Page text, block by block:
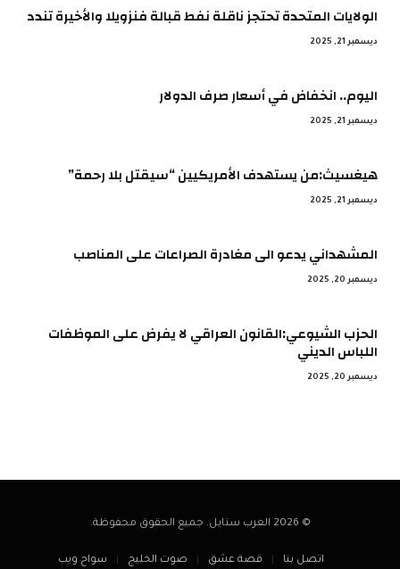
الولايات المتحدة تحتجز ناقلة نفط قبالة فنزويلا والأخيرة تندد
ديسمبر 21, 2025
اليوم.. انخفاض في أسعار صرف الدولار
ديسمبر 21, 2025
هيغسيث:من يستهدف الأمريكيين “سيقتل بلا رحمة”
ديسمبر 21, 2025
المشهداني يدعو الى مغادرة الصراعات على المناصب
ديسمبر 20, 2025
الحزب الشيوعي:القانون العراقي لا يفرض على الموظفات
اللباس الديني
ديسمبر 20, 2025
© 2026 العرب ستايل. جميع الحقوق محفوظة.
اتصل بنا قصة عشق صوت الخليج سواح ويب